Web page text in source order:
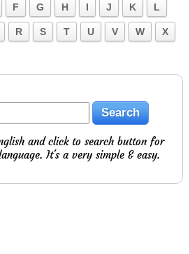
F G H I J K L
R S T U V W X
and click to search button for
It's a very simple & easy.